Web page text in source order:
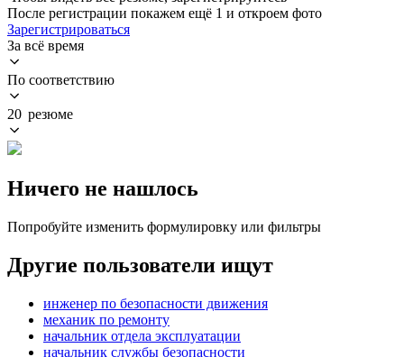
После регистрации покажем ещё 1 и откроем фото
Зарегистрироваться
За всё время
По соответствию
20 резюме
Ничего не нашлось
Попробуйте изменить формулировку или фильтры
Другие пользователи ищут
инженер по безопасности движения
механик по ремонту
начальник отдела эксплуатации
начальник службы безопасности